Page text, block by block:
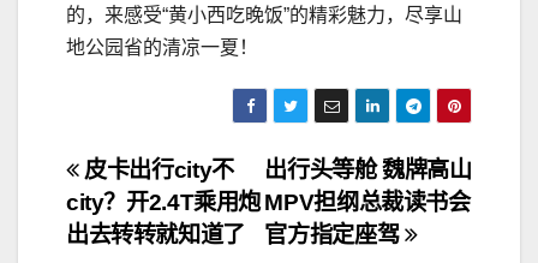
的，来感受“黄小西吃晚饭”的精彩魅力，尽享山
地公园省的清凉一夏！
文
章
出行头等舱 魏牌高山
MPV担纲总裁读书会
官方指定座驾
皮卡出行city不
city？开2.4T乘用炮
出去转转就知道了